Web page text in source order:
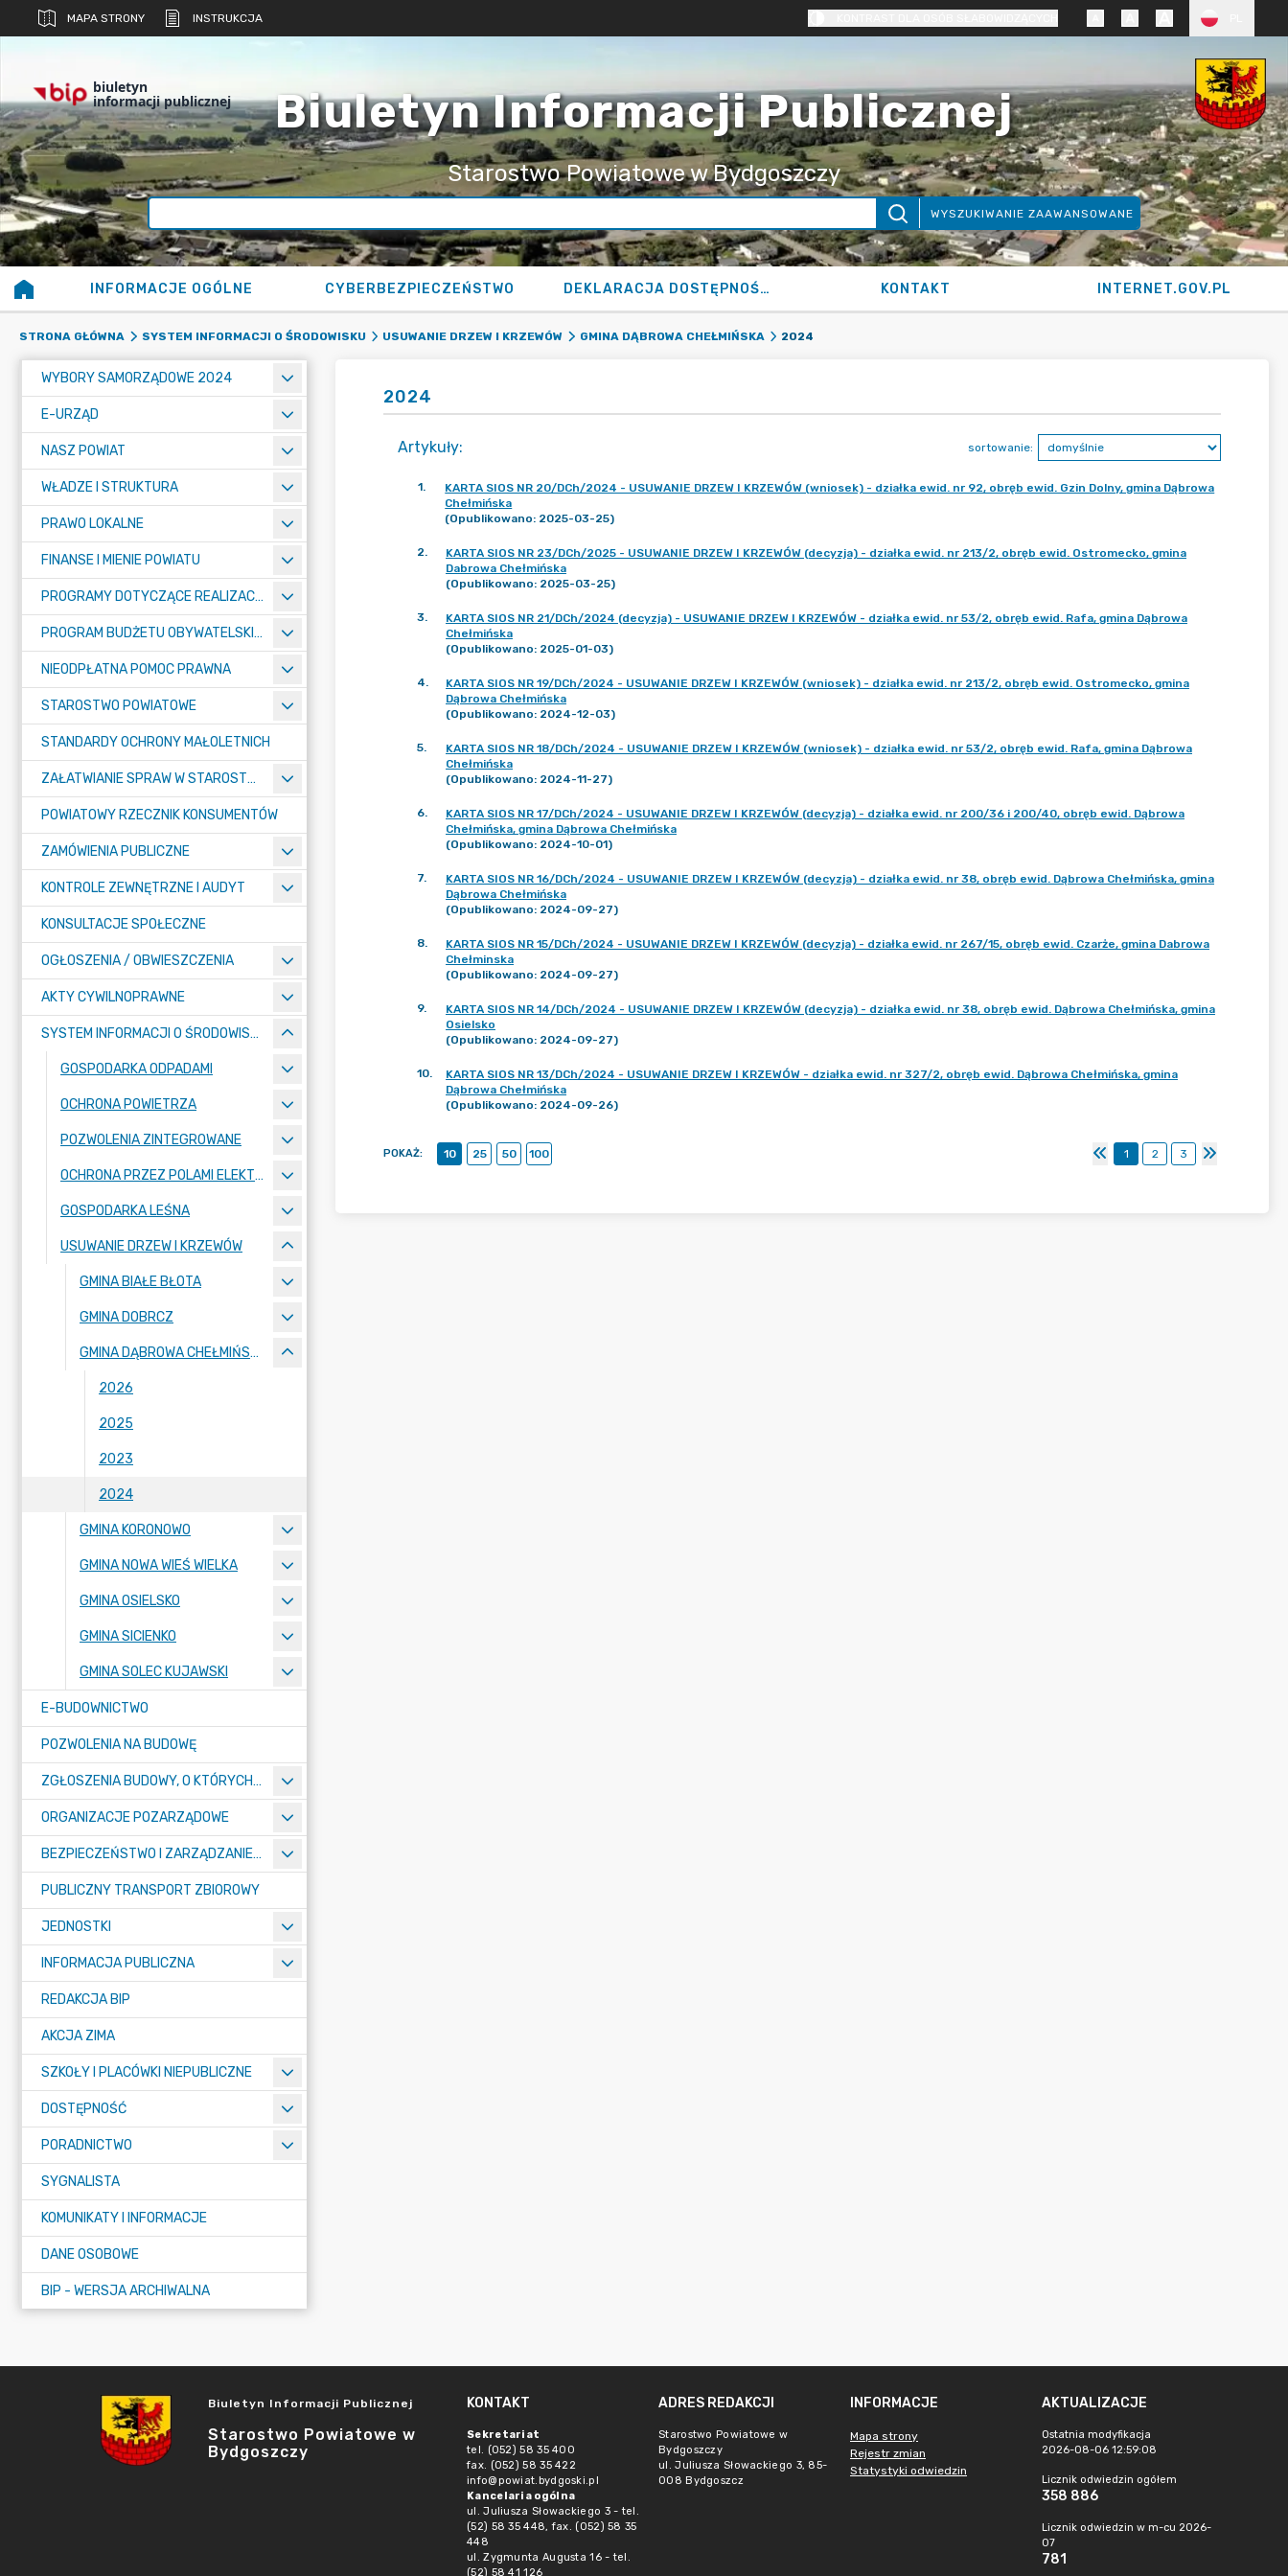
MAPA STRONY INSTRUKCJA
biuletyn
informacji publicznej Biuletyn Informacji Publicznej
Starostwo Powiatowe w Bydgoszczy
WYSZUKIWANIE ZAAWANSOWANE
INFORMACJE OGÓLNE CYBERBEZPIECZEŃSTWO DEKLARACJA DOSTĘPNOŚCI KONTAKT INTERNET.GOV.PL
STRONA GŁÓWNA SYSTEM INFORMACJI O ŚRODOWISKU USUWANIE DRZEW I KRZEWÓW GMINA DĄBROWA CHEŁMIŃSKA 2024
WYBORY SAMORZĄDOWE 2024
E-URZĄD
NASZ POWIAT
WŁADZE I STRUKTURA
PRAWO LOKALNE
FINANSE I MIENIE POWIATU
PROGRAMY DOTYCZĄCE REALIZACJI ZADAŃ PUBLICZNYCH
PROGRAM BUDŻETU OBYWATELSKIEGO POWIATU BYDGOSKIEGO
NIEODPŁATNA POMOC PRAWNA
STAROSTWO POWIATOWE
STANDARDY OCHRONY MAŁOLETNICH
ZAŁATWIANIE SPRAW W STAROSTWIE
POWIATOWY RZECZNIK KONSUMENTÓW
ZAMÓWIENIA PUBLICZNE
KONTROLE ZEWNĘTRZNE I AUDYT
KONSULTACJE SPOŁECZNE
OGŁOSZENIA / OBWIESZCZENIA
AKTY CYWILNOPRAWNE
SYSTEM INFORMACJI O ŚRODOWISKU
GOSPODARKA ODPADAMI
OCHRONA POWIETRZA
POZWOLENIA ZINTEGROWANE
OCHRONA PRZEZ POLAMI ELEKTROMAGNETYCZNYMI
GOSPODARKA LEŚNA
USUWANIE DRZEW I KRZEWÓW
GMINA BIAŁE BŁOTA
GMINA DOBRCZ
GMINA DĄBROWA CHEŁMIŃSKA
2026
2025
2023
2024
GMINA KORONOWO
GMINA NOWA WIEŚ WIELKA
GMINA OSIELSKO
GMINA SICIENKO
GMINA SOLEC KUJAWSKI
E-BUDOWNICTWO
POZWOLENIA NA BUDOWĘ
ZGŁOSZENIA BUDOWY, O KTÓRYCH MOWA W ART. 29 UST. 1 PKT 1A, 2B I 19A USTAWY PRAWO BUDOWLANE
ORGANIZACJE POZARZĄDOWE
BEZPIECZEŃSTWO I ZARZĄDZANIE KRYZYSOWE
PUBLICZNY TRANSPORT ZBIOROWY
JEDNOSTKI
INFORMACJA PUBLICZNA
REDAKCJA BIP
AKCJA ZIMA
SZKOŁY I PLACÓWKI NIEPUBLICZNE
DOSTĘPNOŚĆ
PORADNICTWO
SYGNALISTA
KOMUNIKATY I INFORMACJE
DANE OSOBOWE
BIP - WERSJA ARCHIWALNA
2024
Artykuły: sortowanie:
1.
KARTA SIOS NR 20/DCh/2024 - USUWANIE DRZEW I KRZEWÓW (wniosek) - działka ewid. nr 92, obręb ewid. Gzin Dolny, gmina Dąbrowa
Chełmińska
(Opublikowano: 2025-03-25)
2.
KARTA SIOS NR 23/DCh/2025 - USUWANIE DRZEW I KRZEWÓW (decyzja) - działka ewid. nr 213/2, obręb ewid. Ostromecko, gmina
Dabrowa Chełmińska
(Opublikowano: 2025-03-25)
3.
KARTA SIOS NR 21/DCh/2024 (decyzja) - USUWANIE DRZEW I KRZEWÓW - działka ewid. nr 53/2, obręb ewid. Rafa, gmina Dąbrowa
Chełmińska
(Opublikowano: 2025-01-03)
4.
KARTA SIOS NR 19/DCh/2024 - USUWANIE DRZEW I KRZEWÓW (wniosek) - działka ewid. nr 213/2, obręb ewid. Ostromecko, gmina
Dąbrowa Chełmińska
(Opublikowano: 2024-12-03)
5.
KARTA SIOS NR 18/DCh/2024 - USUWANIE DRZEW I KRZEWÓW (wniosek) - działka ewid. nr 53/2, obręb ewid. Rafa, gmina Dąbrowa
Chełmińska
(Opublikowano: 2024-11-27)
6.
KARTA SIOS NR 17/DCh/2024 - USUWANIE DRZEW I KRZEWÓW (decyzja) - działka ewid. nr 200/36 i 200/40, obręb ewid. Dąbrowa
Chełmińska, gmina Dąbrowa Chełmińska
(Opublikowano: 2024-10-01)
7.
KARTA SIOS NR 16/DCh/2024 - USUWANIE DRZEW I KRZEWÓW (decyzja) - działka ewid. nr 38, obręb ewid. Dąbrowa Chełmińska, gmina
Dąbrowa Chełmińska
(Opublikowano: 2024-09-27)
8.
KARTA SIOS NR 15/DCh/2024 - USUWANIE DRZEW I KRZEWÓW (decyzja) - działka ewid. nr 267/15, obręb ewid. Czarże, gmina Dabrowa
Chełminska
(Opublikowano: 2024-09-27)
9.
KARTA SIOS NR 14/DCh/2024 - USUWANIE DRZEW I KRZEWÓW (decyzja) - działka ewid. nr 38, obręb ewid. Dąbrowa Chełmińska, gmina
Osielsko
(Opublikowano: 2024-09-27)
10.
KARTA SIOS NR 13/DCh/2024 - USUWANIE DRZEW I KRZEWÓW - działka ewid. nr 327/2, obręb ewid. Dąbrowa Chełmińska, gmina
Dąbrowa Chełmińska
(Opublikowano: 2024-09-26)
POKAŻ: 10 25 50 100 1 2 3
Biuletyn Informacji Publicznej
Starostwo Powiatowe w
Bydgoszczy
KONTAKT
Sekretariat
tel. (052) 58 35 400
fax. (052) 58 35 422
info@powiat.bydgoski.pl
Kancelaria ogólna
ul. Juliusza Słowackiego 3 - tel.
(52) 58 35 448, fax. (052) 58 35
448
ul. Zygmunta Augusta 16 - tel.
(52) 58 41 126
ADRES REDAKCJI
Starostwo Powiatowe w
Bydgoszczy
ul. Juliusza Słowackiego 3, 85-
008 Bydgoszcz
INFORMACJE
Mapa strony
Rejestr zmian
Statystyki odwiedzin
AKTUALIZACJE
Ostatnia modyfikacja
2026-08-06 12:59:08
Licznik odwiedzin ogółem
358 886
Licznik odwiedzin w m-cu 2026-
07
781